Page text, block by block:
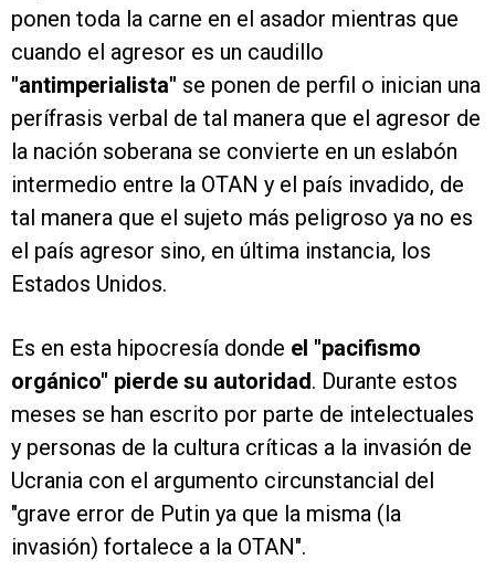
ponen toda la carne en el asador mientras que
cuando el agresor es un caudillo
"antimperialista" se ponen de perfil o inician una
perífrasis verbal de tal manera que el agresor de
la nación soberana se convierte en un eslabón
intermedio entre la OTAN y el país invadido, de
tal manera que el sujeto más peligroso ya no es
el país agresor sino, en última instancia, los
Estados Unidos.
Es en esta hipocresía donde el "pacifismo
orgánico" pierde su autoridad. Durante estos
meses se han escrito por parte de intelectuales
y personas de la cultura críticas a la invasión de
Ucrania con el argumento circunstancial del
"grave error de Putin ya que la misma (la
invasión) fortalece a la OTAN".